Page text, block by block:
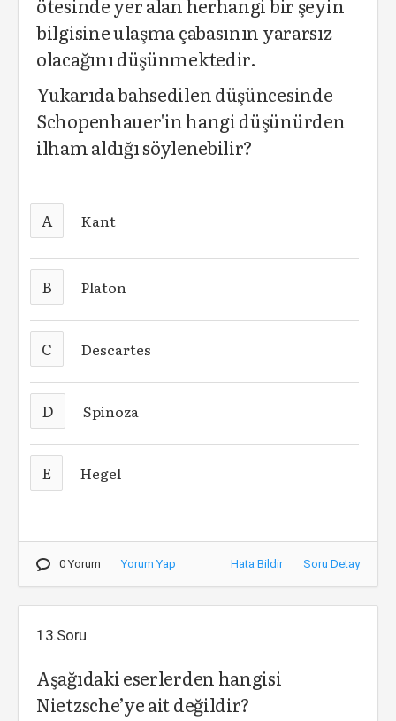
ötesinde yer alan herhangi bir şeyin
bilgisine ulaşma çabasının yararsız
olacağını düşünmektedir.
Yukarıda bahsedilen düşüncesinde
Schopenhauer'in hangi düşünürden
ilham aldığı söylenebilir?
A Kant
B Platon
C Descartes
D Spinoza
E Hegel
0 Yorum Yorum Yap Hata Bildir Soru Detay
13.Soru
Aşağıdaki eserlerden hangisi
Nietzsche’ye ait değildir?